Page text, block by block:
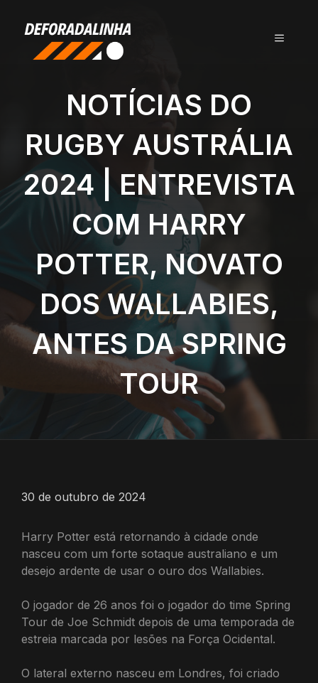
conteúdo
MENU
NOTÍCIAS DO
RUGBY AUSTRÁLIA
2024 | ENTREVISTA
COM HARRY
POTTER, NOVATO
DOS WALLABIES,
ANTES DA SPRING
TOUR
30 de outubro de 2024
Harry Potter está retornando à cidade onde
nasceu com um forte sotaque australiano e um
desejo ardente de usar o ouro dos Wallabies.
O jogador de 26 anos foi o jogador do time Spring
Tour de Joe Schmidt depois de uma temporada de
estreia marcada por lesões na Força Ocidental.
O lateral externo nasceu em Londres, foi criado